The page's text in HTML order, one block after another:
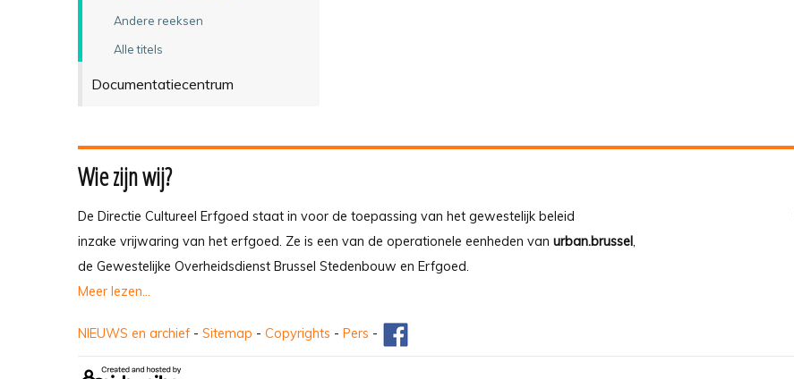
Andere reeksen
Alle titels
Documentatiecentrum
Wie zijn wij?
De Directie Cultureel Erfgoed staat in voor de toepassing van het gewestelijk beleid
inzake vrijwaring van het erfgoed. Ze is een van de operationele eenheden van urban.brussel,
de Gewestelijke Overheidsdienst Brussel Stedenbouw en Erfgoed.
Meer lezen...
NIEUWS en archief - Sitemap - Copyrights - Pers -